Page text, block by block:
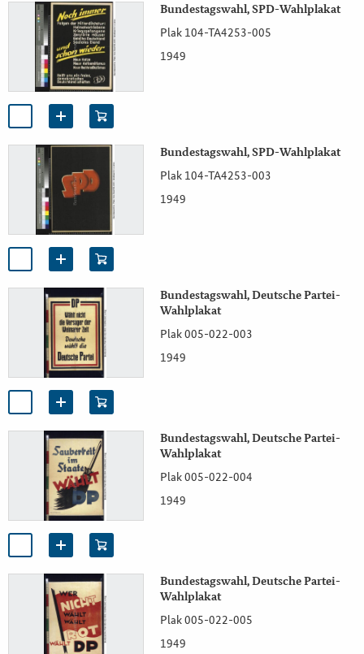
Bundestagswahl, SPD-Wahlplakat
Plak 104-TA4253-005
1949
Bundestagswahl, SPD-Wahlplakat
Plak 104-TA4253-003
1949
Bundestagswahl, Deutsche Partei-
Wahlplakat
Plak 005-022-003
1949
Bundestagswahl, Deutsche Partei-
Wahlplakat
Plak 005-022-004
1949
Bundestagswahl, Deutsche Partei-
Wahlplakat
Plak 005-022-005
1949